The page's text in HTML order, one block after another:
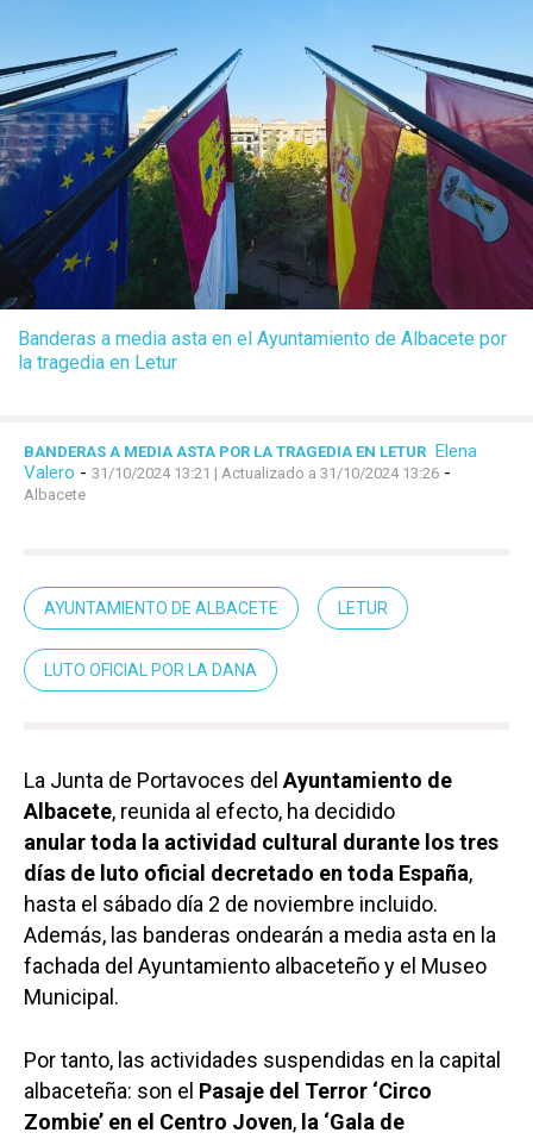
Banderas a media asta en el Ayuntamiento de Albacete por
la tragedia en Letur
BANDERAS A MEDIA ASTA POR LA TRAGEDIA EN LETUR
Elena
Valero - 31/10/2024 13:21 | Actualizado a 31/10/2024 13:26 -
Albacete
AYUNTAMIENTO DE ALBACETE LETUR
LUTO OFICIAL POR LA DANA
La Junta de Portavoces delAyuntamiento de
Albacete, reunida al efecto, ha decidido
anular toda la actividad cultural durante los tres
días de luto oficial decretado en toda España,
hasta el sábado día 2 de noviembre incluido.
Además, las banderas ondearán a media asta en la
fachada del Ayuntamiento albaceteño y el Museo
Municipal.
Por tanto, las actividades suspendidas en la capital
albaceteña: son el Pasaje del Terror ‘Circo
Zombie’ en el Centro Joven, la ‘Gala de